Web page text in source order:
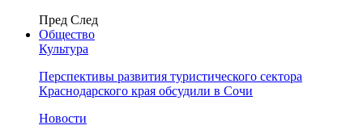
Пред След
Общество
Культура
Перспективы развития туристического сектора
Краснодарского края обсудили в Сочи
Новости